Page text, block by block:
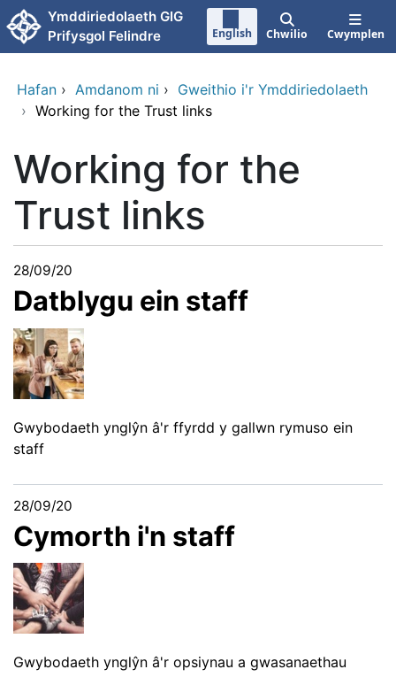
Neidio i'r prif gynnwy
Ymddiriedolaeth GIG
Prifysgol Felindre
English Chwilio Cwymplen
Hafan › Amdanom ni › Gweithio i'r Ymddiriedolaeth
› Working for the Trust links
Working for the
Trust links
28/09/20
Datblygu ein staff
Gwybodaeth ynglŷn â'r ffyrdd y gallwn rymuso ein
staff
28/09/20
Cymorth i'n staff
Gwybodaeth ynglŷn â'r opsiynau a gwasanaethau